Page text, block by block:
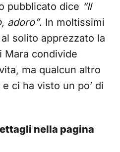
pubblicato dice “Il
adoro”. In moltissimi
solito apprezzato la
Mara condivide
ma qualcun altro
ci ha visto un po’ di
nella pagina